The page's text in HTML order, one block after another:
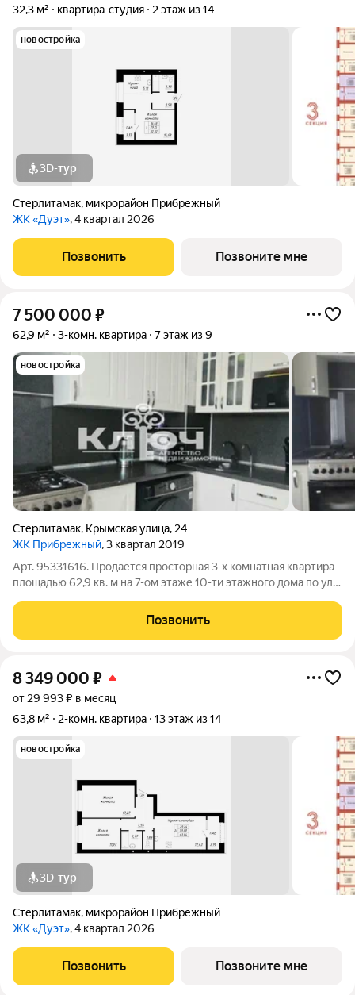
32,3 м² квартира-студия 2 этаж из 14
новостройка
3D-тур
Стерлитамак, микрорайон Прибрежный
ЖК «Дуэт», 4 квартал 2026
Позвонить Позвоните мне
7 500 000 ₽
62,9 м² 3-комн. квартира 7 этаж из 9
новостройка
Стерлитамак, Крымская улица, 24
ЖК Прибрежный, 3 квартал 2019
Арт. 95331616. Продается просторная 3-х комнатная квартира
площадью 62,9 кв. м на 7-ом этаже 10-ти этажного дома по ул.
Прибрежный. Планировка распашенка. Дом расположен в
живописном месте, рядом
Позвонить
8 349 000 ₽
от 29 993 ₽ в месяц
63,8 м²
2-комн. квартира 13 этаж из 14
новостройка
3D-тур
Стерлитамак, микрорайон Прибрежный
ЖК «Дуэт», 4 квартал 2026
Позвонить Позвоните мне